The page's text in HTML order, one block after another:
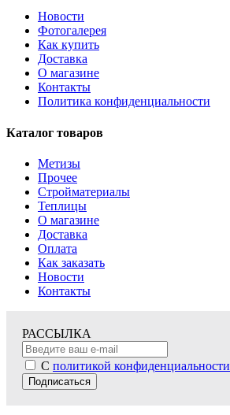
Новости
Фотогалерея
Как купить
Доставка
О магазине
Контакты
Политика конфиденциальности
Каталог товаров
Метизы
Прочее
Стройматериалы
Теплицы
О магазине
Доставка
Оплата
Как заказать
Новости
Контакты
РАССЫЛКА
С политикой конфиденциальности
Подписаться